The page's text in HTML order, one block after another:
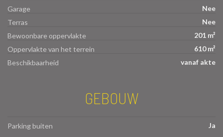
Garage
Nee
Terras
Nee
Bewoonbare oppervlakte
201 m²
Oppervlakte van het terrein
610 m²
Beschikbaarheid
vanaf akte
GEBOUW
Parking buiten Ja